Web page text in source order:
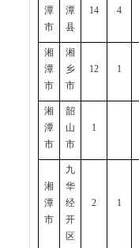
潭
市
潭
县
14 4
湘
潭
市
湘
乡
市
12 1
湘
潭
市
韶
山
市
1
湘
潭
市
九
华
经
开
区
2 1